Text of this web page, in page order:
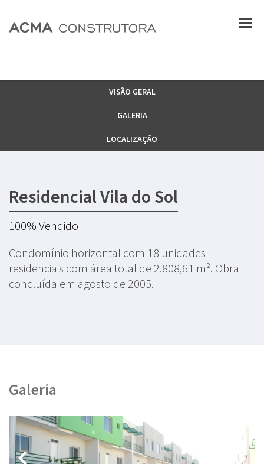
VISÃO GERAL
GALERIA
LOCALIZAÇÃO
Residencial Vila do Sol
100% Vendido
Condomínio horizontal com 18 unidades
residenciais com área total de 2.808,61 m². Obra
concluída em agosto de 2005.
Galeria